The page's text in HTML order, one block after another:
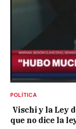
POLÍTICA
Vischi y la Ley
que no dice la